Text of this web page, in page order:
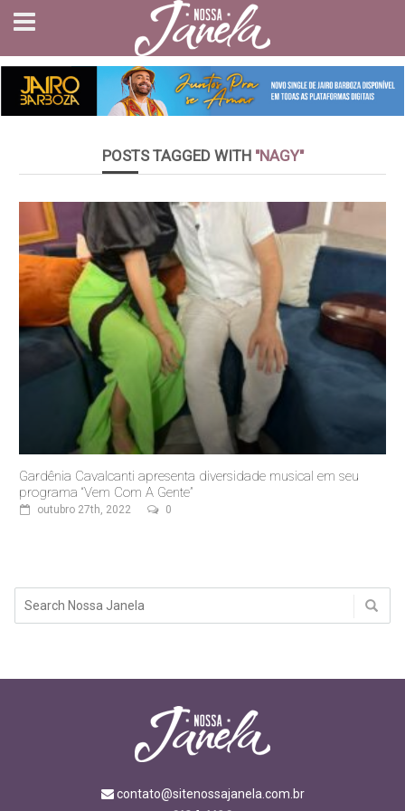
POSTS TAGGED WITH "NAGY"
Gardênia Cavalcanti apresenta diversidade musical em seu
programa “Vem Com A Gente”
outubro 27th, 2022 0
contato@sitenossajanela.com.br